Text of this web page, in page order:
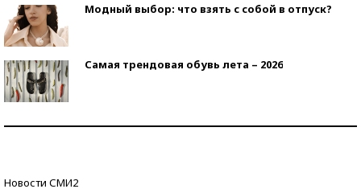
Модный выбор: что взять с собой в отпуск?
Самая трендовая обувь лета – 2026
Новости СМИ2